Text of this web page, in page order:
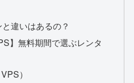
違いはあるの？
】無料期間で選ぶレンタ
）